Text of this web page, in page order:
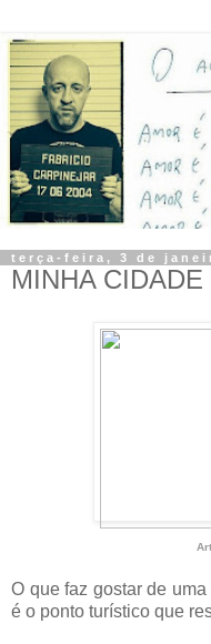
terça-feira, 3 de
MINHA
O que faz gostar de
é o ponto turístico que